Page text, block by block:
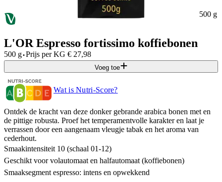
500 g
L'OR Espresso fortissimo koffiebonen
500 g·Prijs per KG € 27,98
Voeg toe
Wat is Nutri-Score?
Ontdek de kracht van deze donker gebrande arabica bonen met en
de pittige robusta. Proef het temperamentvolle karakter en laat je
verrassen door een aangenaam vleugje tabak en het aroma van
cederhout.
Smaakintensiteit 10 (schaal 01-12)
Geschikt voor volautomaat en halfautomaat (koffiebonen)
Smaaksegment espresso: intens en opwekkend